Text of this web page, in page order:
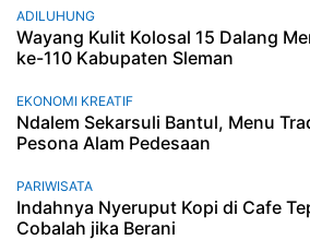
ADILUHUNG
Wayang Kulit Kolosal 15 Dalang
ke-110 Kabupaten Sleman
EKONOMI KREATIF
Ndalem Sekarsuli Bantul, Menu
Pesona Alam Pedesaan
PARIWISATA
Indahnya Nyeruput Kopi di Cafe
Cobalah jika Berani